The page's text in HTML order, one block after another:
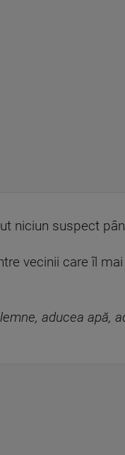
niciun suspect
vecinii care îl
aducea apă,